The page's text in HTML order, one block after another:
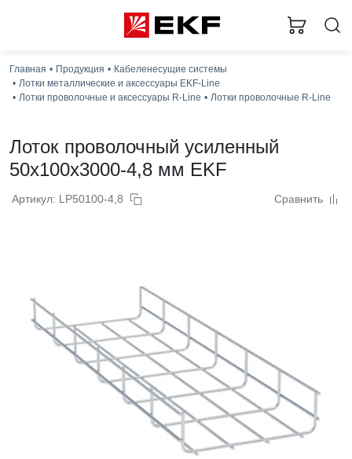
Главная Продукция
Кабеленесущие системы
Лотки металлические и аксессуары EKF-Line
Лотки проволочные и аксессуары R-Line
Лотки проволочные R-Line
Лоток проволочный усиленный
50x100x3000-4,8 мм EKF
Артикул: LP50100-4,8 Сравнить